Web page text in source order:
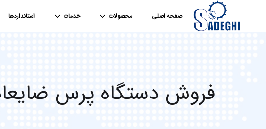
صفحه اصلی محصولات خدمات استانداردها
فروش دستگاه پرس